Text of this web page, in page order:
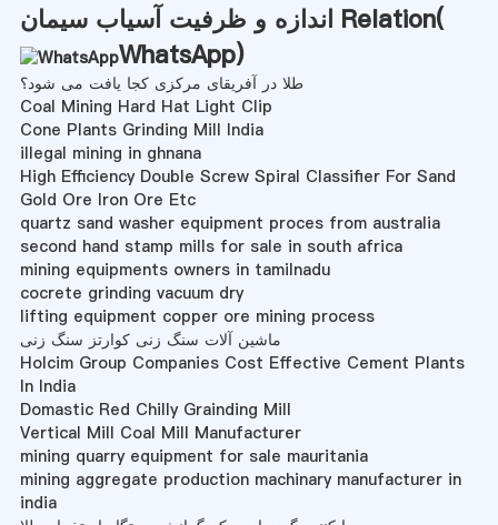
اندازه و ظرفیت آسیاب سیمان Relation(
WhatsApp)
طلا در آفریقای مرکزی کجا یافت می شود؟
Coal Mining Hard Hat Light Clip
Cone Plants Grinding Mill India
illegal mining in ghnana
High Efficiency Double Screw Spiral Classifier For Sand
Gold Ore Iron Ore Etc
quartz sand washer equipment proces from australia
second hand stamp mills for sale in south africa
mining equipments owners in tamilnadu
cocrete grinding vacuum dry
lifting equipment copper ore mining process
ماشین آلات سنگ زنی کوارتز سنگ زنی
Holcim Group Companies Cost Effective Cement Plants
In India
Domastic Red Chilly Grainding Mill
Vertical Mill Coal Mill Manufacturer
mining quarry equipment for sale mauritania
mining aggregate production machinary manufacturer in
india